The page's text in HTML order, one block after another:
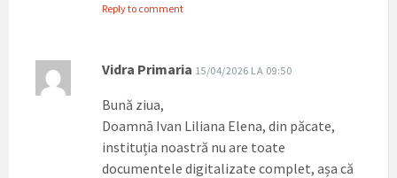
Reply to comment
Vidra Primaria 15/04/2026 LA 09:50
Bună ziua,
Doamnā Ivan Liliana Elena, din păcate,
instituția noastră nu are toate
documentele digitalizate complet, așa că